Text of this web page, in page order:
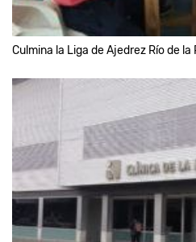
Culmina la Liga de Ajedrez Río de la